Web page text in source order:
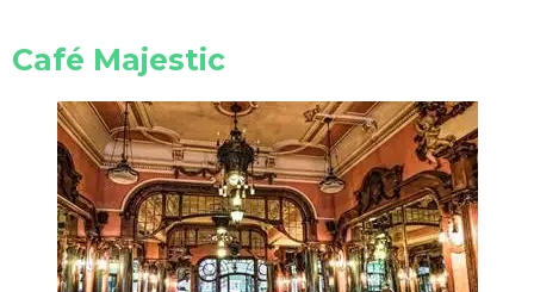
Café Majestic